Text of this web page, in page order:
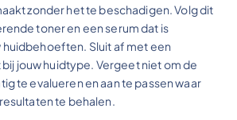
zonder het te beschadigen. Volg dit
toner en een serum dat is
Sluit af met een
jouw huidtype. Vergeet niet om de
te evalueren en aan te passen waar
te behalen.